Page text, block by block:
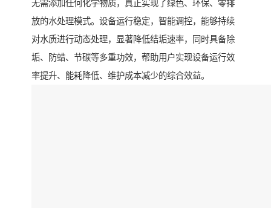
无需添加任何化学物质，真正实现了绿色、环保、零排
放的水处理模式。设备运行稳定，智能调控，能够持续
对水质进行动态处理，显著降低结垢速率，同时具备除
垢、防蜡、节碳等多重功效，帮助用户实现设备运行效
率提升、能耗降低、维护成本减少的综合效益。